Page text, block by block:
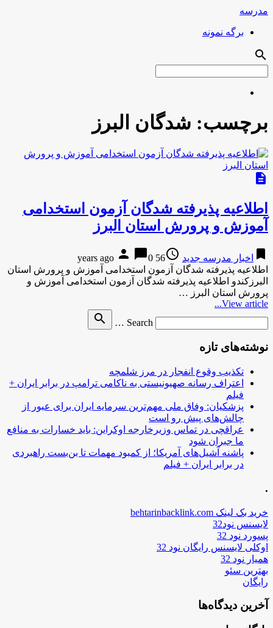
مدرسه
برگه نمونه
search
برچسب: شدگان البرز
description
اطلاعیه پذیرفته شدگان آزمون استخدامی
آموزش و پرورش استان البرز
bookmark اخبار مدرسه جدید access_time
56 years ago
person chat_bubble0
اطلاعیه پذیرفته شدگان آزمون استخدامی آموزش و پرورش استان
البرزکندو اطلاعیه پذیرفته شدگان آزمون استخدامی آموزش و
پرورش استان البرز …
View article...
Search …
search
نوشته‌های تازه
تکذیب وقوع انفجار در مرز شلمچه
اعتراف رسانه صهیونیستی به ناکامی ترامپ در برابر ایران +
فیلم
پزشکیان: وفاق ملی مهم‌ترین سرمایه ایران برای عبور از
چالش‌های پیش رو است
عراقچی در تماس وزیرخارجه اوکراین: باید خسارات به منافع
ما جبران شود
پاشنه آشیل‌های آمریکا؛ از کمبود مهمات تا بن‌بست راهبردی
در برابر ایران + فیلم
.
خرید بک لینک behtarinbacklink.com
لایسنس نود32
پسورد نود 32
اوکلی لایسنس رایگان نود 32
همیار نود 32
بهترین سئو
رایگان
آخرین دیدگاه‌ها